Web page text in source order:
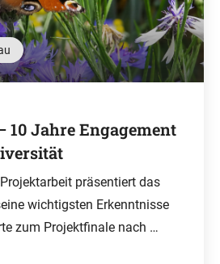
10 Jahre Engagement
präsentiert das
wichtigsten Erkenntnisse
zum Projektfinale nach …